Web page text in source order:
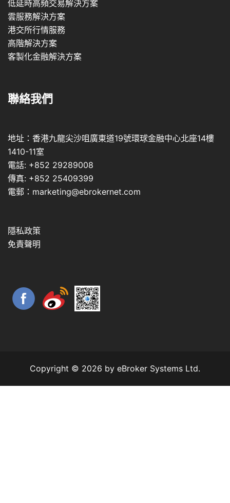
低延時高頻交易解決方案
雲服務解決方案
港交所行情服務
高階解決方案
客製化金融解決方案
聯絡我們
地址：香港九龍尖沙咀廣東道19號環球金融中心北座14樓
1410-11室
電話: +852 29289008
傳真: +852 25409399
電郵：marketing@ebrokernet.com
隱私政策
免責聲明
Copyright © 2026 by eBroker Systems Ltd.